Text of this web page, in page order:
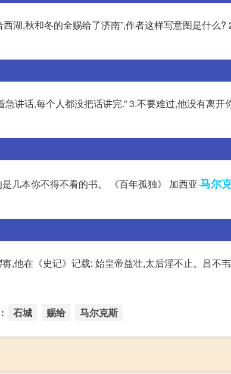
湖,秋和冬的全赐给了济南”,作者这样写意图是什么?
讲话,每个人都没把话讲完.” 3.不要难过,他没有离开
几本你不得不看的书。 《百年孤独》 加西亚·马尔
,他在《史记》记载: 始皇帝益壮,太后淫不止。吕不
石城 赐给 马尔克斯